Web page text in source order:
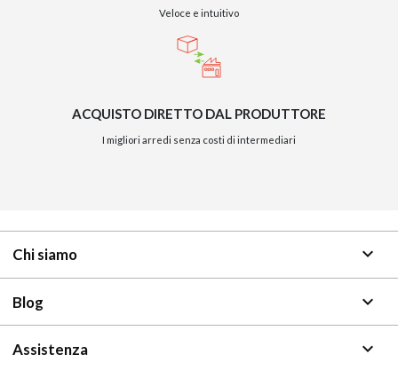
Veloce e intuitivo
ACQUISTO DIRETTO DAL PRODUTTORE
I migliori arredi senza costi di intermediari
Chi siamo keyboard_arrow_down
Blog keyboard_arrow_down
Assistenza keyboard_arrow_down